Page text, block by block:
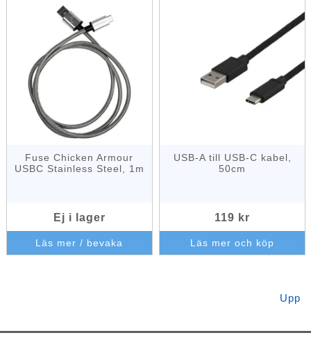
Fuse Chicken Armour
USBC Stainless Steel, 1m
Ej i lager
Läs mer / bevaka
USB-A till USB-C kabel,
50cm
119 kr
Läs mer och köp
Upp